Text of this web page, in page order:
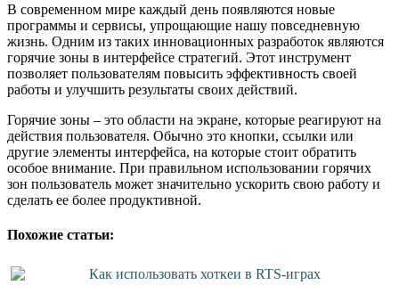
В современном мире каждый день появляются новые
программы и сервисы, упрощающие нашу повседневную
жизнь. Одним из таких инновационных разработок являются
горячие зоны в интерфейсе стратегий. Этот инструмент
позволяет пользователям повысить эффективность своей
работы и улучшить результаты своих действий.
Горячие зоны – это области на экране, которые реагируют на
действия пользователя. Обычно это кнопки, ссылки или
другие элементы интерфейса, на которые стоит обратить
особое внимание. При правильном использовании горячих
зон пользователь может значительно ускорить свою работу и
сделать ее более продуктивной.
Похожие статьи:
Как использовать хоткеи в RTS-играх